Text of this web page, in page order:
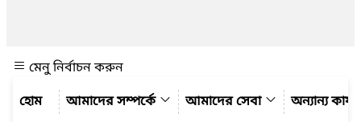
মেনু নির্বাচন করুন
আমাদের সম্পর্কে
আমাদের সেবা অন্যান্য